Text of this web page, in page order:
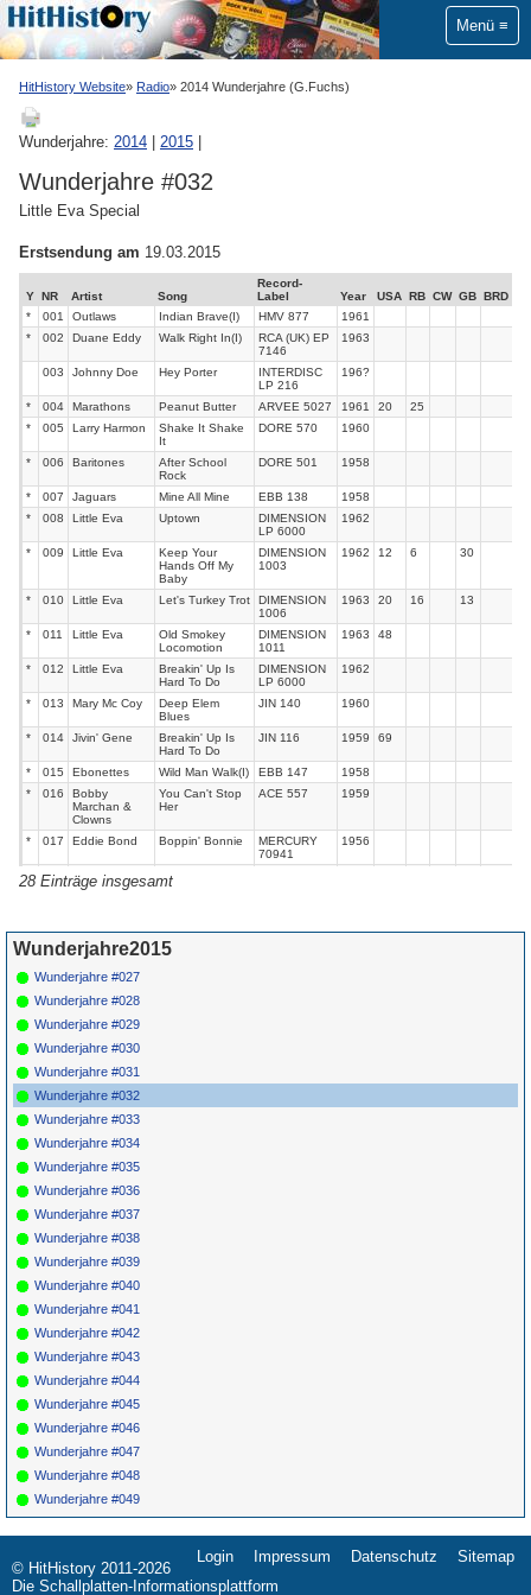
Menü
HitHistory Website Radio 2014 Wunderjahre (G.Fuchs)
Wunderjahre: 2014 2015
Wunderjahre #032
Little Eva Special
Erstsendung am 19.03.2015
Y NR Artist Song
Record-
Label
Year USA RB CW GB BRD
*
001 Outlaws Indian Brave(I) HMV 877
1961
*
002 Duane Eddy Walk Right In(I)
RCA (UK) EP
7146
1963
003 Johnny Doe Hey Porter
INTERDISC
LP 216
196?
* 004 Marathons Peanut Butter ARVEE 5027 1961 20
25
*
005 Larry Harmon
Shake It Shake
It
DORE 570 1960
* 006 Baritones
After School
Rock
DORE 501 1958
* 007 Jaguars Mine All Mine EBB 138
1958
*
008 Little Eva Uptown
DIMENSION
LP 6000
1962
* 009 Little Eva
Keep Your
Hands Off My
Baby
DIMENSION
1003
1962 12 6 30
* 010 Little Eva Let's Turkey Trot
DIMENSION
1006
1963 20 16 13
* 011 Little Eva
Old Smokey
Locomotion
DIMENSION
1011
1963 48
* 012 Little Eva
Breakin' Up Is
Hard To Do
DIMENSION
LP 6000
1962
* 013 Mary Mc Coy
Deep Elem
Blues
JIN 140 1960
* 014 Jivin' Gene
Breakin' Up Is
Hard To Do
JIN 116 1959 69
* 015 Ebonettes Wild Man Walk(I) EBB 147
1958
*
016
Bobby
Marchan &
Clowns
You Can't Stop
Her
ACE 557 1959
* 017 Eddie Bond Boppin' Bonnie
MERCURY
70941
1956
* 018
Johnny
Horton
Hey Sweet
Sweet Thing
* 020 David Ray
Lonesome Baby
Blues
* 021
Ken
023 Don Curtis
* 024 Spotnicks
San Antonio
SWE DISC
1963
* 025 Spotnicks
026 Micke Muster
027 Ventures
28 Einträge insgesamt
Wunderjahre2015
Wunderjahre #027
Wunderjahre #028
Wunderjahre #029
Wunderjahre #030
Wunderjahre #031
Wunderjahre #032
Wunderjahre #033
Wunderjahre #034
Wunderjahre #035
Wunderjahre #036
Wunderjahre #037
Wunderjahre #038
Wunderjahre #039
Wunderjahre #040
Wunderjahre #041
Wunderjahre #042
Wunderjahre #043
Wunderjahre #044
Wunderjahre #045
Wunderjahre #046
Wunderjahre #047
Wunderjahre #048
Wunderjahre #049
Navigation
überspringen
Login Impressum Datenschutz Sitemap
© HitHistory 2011-2026
Die Schallplatten-Informationsplattform